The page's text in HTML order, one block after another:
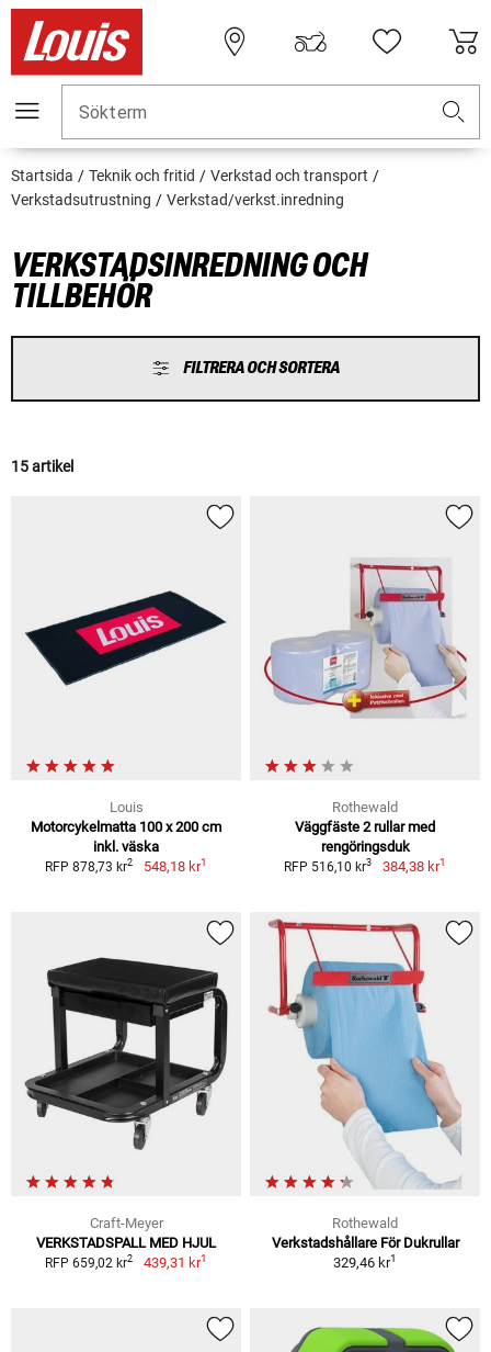
Sökterm
Startsida Teknik och fritid
Verkstad och transport
Verkstadsutrustning
Verkstad/verkst.inredning
VERKSTADSINREDNING OCH
TILLBEHÖR
FILTRERA OCH SORTERA
15 artikel
Louis
Motorcykelmatta 100 x 200 cm
inkl. väska
RFP 878,73 kr2 548,18 kr1
Rothewald
Väggfäste 2 rullar med
rengöringsduk
RFP 516,10 kr3 384,38 kr1
Craft-Meyer
VERKSTADSPALL MED HJUL
RFP 659,02 kr2 439,31 kr1
Rothewald
Verkstadshållare För Dukrullar
329,46 kr1